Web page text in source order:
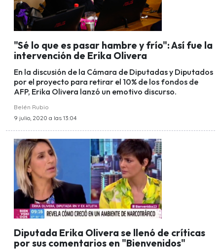
"Sé lo que es pasar hambre y frío": Así fue la
intervención de Erika Olivera
En la discusión de la Cámara de Diputadas y Diputados
por el proyecto para retirar el 10% de los fondos de
AFP, Erika Olivera lanzó un emotivo discurso.
Belén Rubio
9 julio, 2020 a las 13:04
Diputada Erika Olivera se llenó de críticas
por sus comentarios en "Bienvenidos"